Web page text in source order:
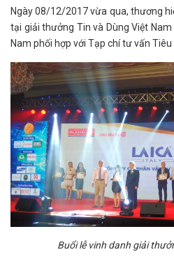
Ngày 08/12/2017 vừa qua, thương
tại giải thưởng Tin và Dùng Việt
Nam phối hợp với Tạp chí tư vấn Tiêu
Buổi lễ vinh danh giải